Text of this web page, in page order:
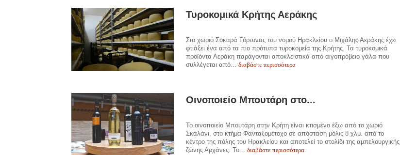
Τυροκομικά Κρήτης Αεράκης
Στο χωριό Σοκαρά Γόρτυνας του νομού Ηρακλείου ο Μιχάλης Αεράκης έχει
φτιάξει ένα από τα πιο πρότυπα τυροκομεία της Κρήτης. Τα τυροκομικά
προϊόντα Αεράκη παράγονται αποκλειστικά από αιγοπρόβειο γάλα που
συλλέγεται από...διαβάστε περισσότερα
Οινοποιείο Μπουτάρη στο...
Το οινοποιείο Μπουτάρη στην Κρήτη είναι κτισμένο έξω από το χωριό
Σκαλάνι, στο κτήμα Φανταξομέτοχο σε απόσταση μόλις 8 χλμ. από το
κέντρο της πόλης του Ηρακλείου και αποτελεί το στολίδι της αμπελουργικής
ζώνης Αρχάνες. Το...διαβάστε περισσότερα